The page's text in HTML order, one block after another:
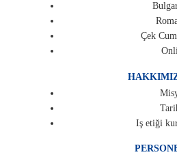
Çek
Iş etiği